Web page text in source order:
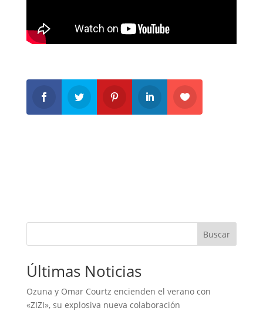
Buscar
Últimas Noticias
Ozuna y Omar Courtz encienden el verano con
«ZIZI», su explosiva nueva colaboración